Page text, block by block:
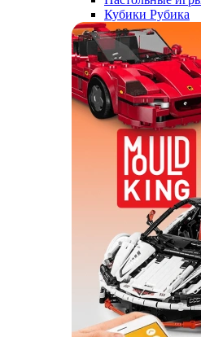
Кубики Рубика